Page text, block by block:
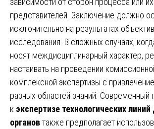
представителей. Заключение должно
исключительно на результатах
исследования. В сложных случаях,
носят междисциплинарный характер,
настаивать на проведении
комплексной экспертизы с
разных областей знаний. Современный
к экспертизе технологических
органовтакже предполагает